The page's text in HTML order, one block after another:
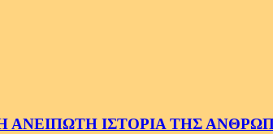
ΙΣΤΟΡΙΑ ΤΗΣ